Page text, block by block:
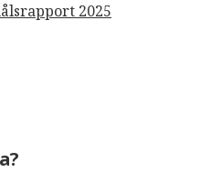
2025